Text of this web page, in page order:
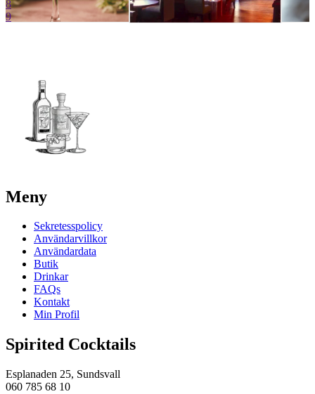
8
9
Meny
Sekretesspolicy
Användarvillkor
Användardata
Butik
Drinkar
FAQs
Kontakt
Min Profil
Spirited Cocktails
Esplanaden 25, Sundsvall
060 785 68 10